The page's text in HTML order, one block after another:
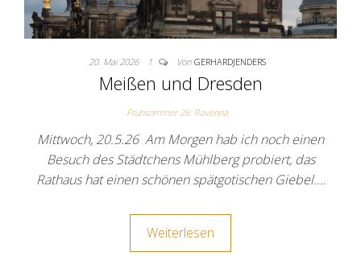
20. Mai 2026 1 Von GERHARDJENDERS
Meißen und Dresden
Frühsommer 26: Ravenna
Mittwoch, 20.5.26 Am Morgen hab ich noch einen
Besuch des Städtchens Mühlberg probiert, das
Rathaus hat einen schönen spätgotischen Giebel.…
Weiterlesen